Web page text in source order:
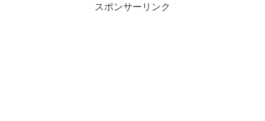
スポンサーリンク